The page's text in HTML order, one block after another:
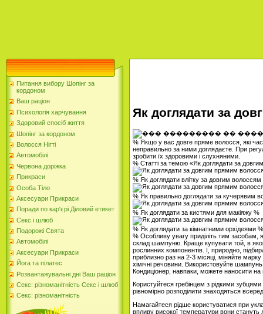
Питання вибору Шопінг за
кордоном
Ваш раціон
Психологія харчування
Здоровий спосіб життя
Шопінг за кордоном
Волосся Нігті
Автомобілі
Червона доріжка
Прикраси
Особа Тіло
Аксесуари Прикраси
Поради по кар'єрі Діловий етикет
Секс і шлюб
Подорожі Свята
Автомобілі
Аксесуари Прикраси
Йога та пілатес
Розвантажувальні дні Ваш раціон
Секс: різноманітність Секс і шлюб
Секс: різноманітність
Як доглядати за
% Якщо у вас довге пряме волосся, які
неправильно за ними доглядаєте. При
зробити їх здоровими і слухняними.
% Статті за темою «Як доглядати за
% Як доглядати влітку за довгим волоссям
% Як правильно доглядати за кучерявим
% Як доглядати за кистями для макіяжу %
% Як доглядати за кімнатними орхідеями %
% Особливу увагу приділіть тим засобам,
склад шампуню. Краще купувати той, в
рослинних компонентів. І, природно,
приблизно раз на 2-3 місяці, міняйте
хімічні речовини. Використовуйте
Кондиціонер, навпаки, можете наносити
Користуйтеся гребінцем з рідкими
рівномірно розподілити знаходяться
Намагайтеся рідше користуватися при
впливу високої температури вони